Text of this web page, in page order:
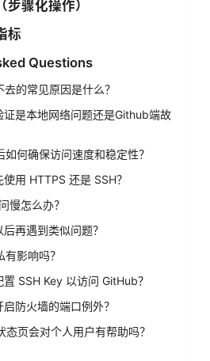
骤化操作）
标
Questions
的常见原因是什么？
证是本地网络问题还是Github端故
如何确保访问速度和稳定性？
用 HTTPS 还是 SSH？
慢怎么办？
再遇到类似问题？
影响吗？
SSH Key 以访问 GitHub？
防火墙的端口例外？
态页会对个人用户有帮助吗？